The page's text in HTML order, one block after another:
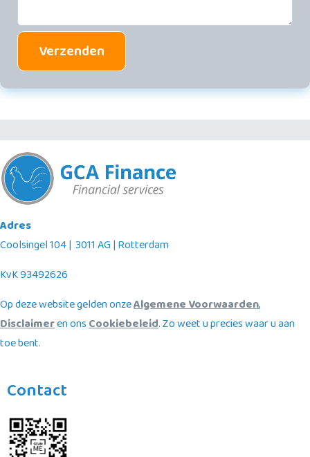
Verzenden
Adres
Coolsingel 104 | 3011 AG | Rotterdam
KvK 93492626
Op deze website gelden onzeAlgemene Voorwaarden,
Disclaimeren onsCookiebeleid. Zo weet u precies waar u aan
toe bent.
Contact